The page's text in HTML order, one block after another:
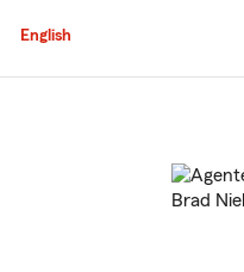
English